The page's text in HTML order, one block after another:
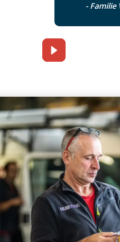
- Familie